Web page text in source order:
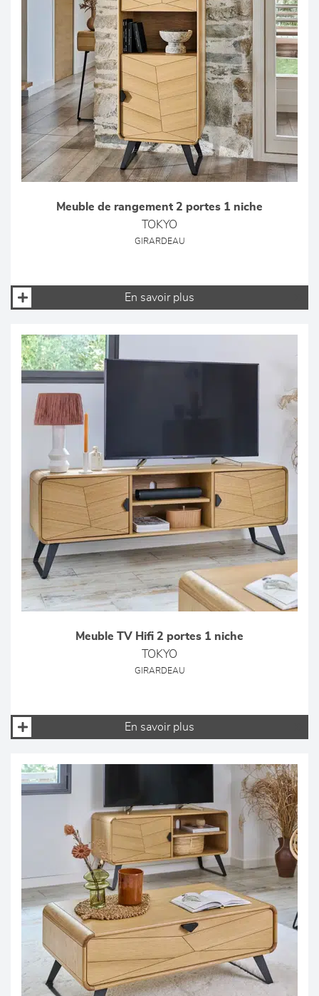
Meuble de rangement 2 portes 1 niche
TOKYO
GIRARDEAU
En savoir plus
Meuble TV Hifi 2 portes 1 niche
TOKYO
GIRARDEAU
En savoir plus